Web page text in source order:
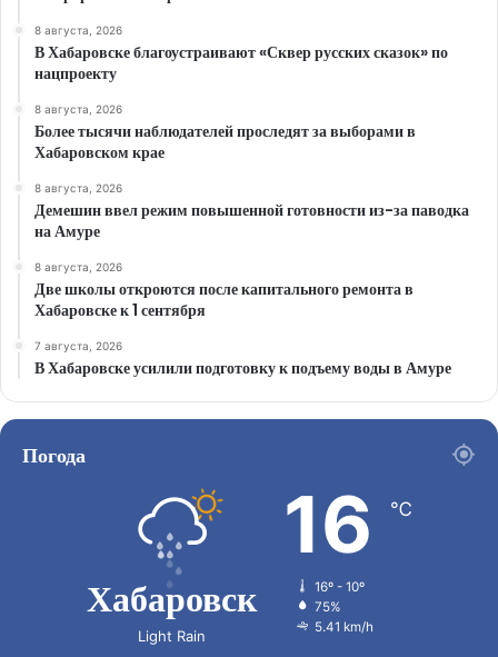
8 августа, 2026
В Хабаровске благоустраивают «Сквер русских сказок» по
нацпроекту
8 августа, 2026
Более тысячи наблюдателей проследят за выборами в
Хабаровском крае
8 августа, 2026
Демешин ввел режим повышенной готовности из-за паводка
на Амуре
8 августа, 2026
Две школы откроются после капитального ремонта в
Хабаровске к 1 сентября
7 августа, 2026
В Хабаровске усилили подготовку к подъему воды в Амуре
Погода
Хабаровск
Light Rain
16 ℃
16º - 10º
75%
5.41 km/h